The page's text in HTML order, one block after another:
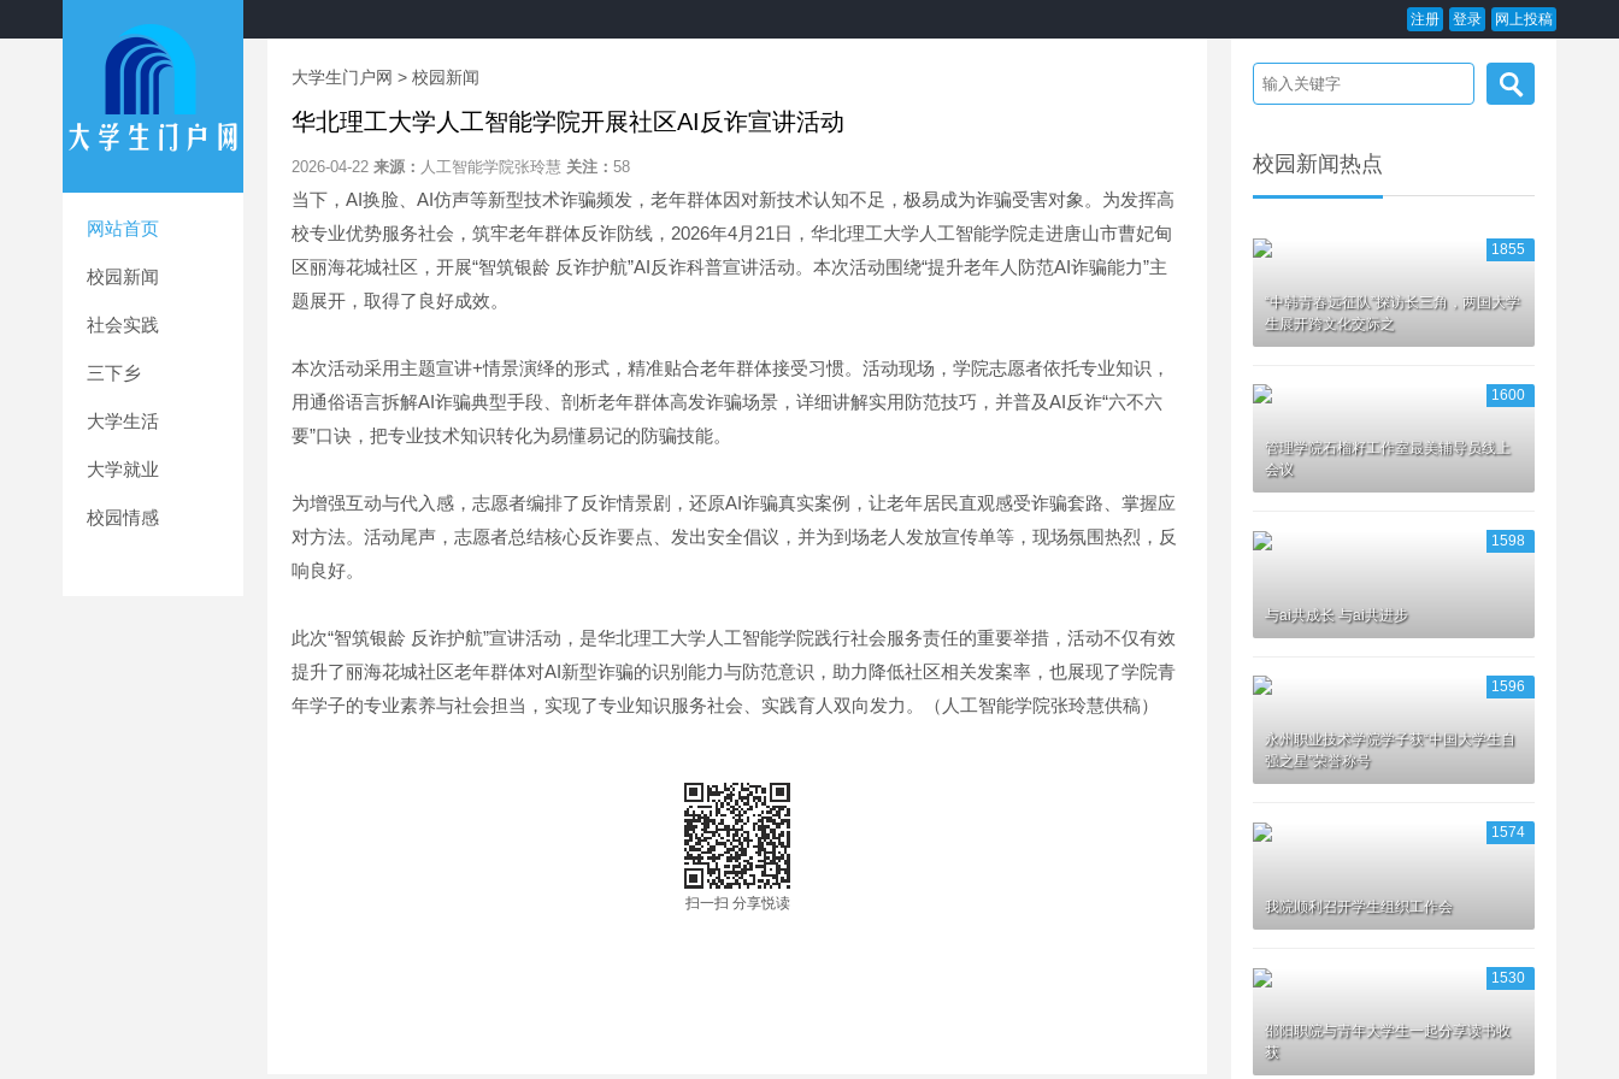
注册 登录 网上投稿
网站首页
校园新闻
社会实践
三下乡
大学生活
大学就业
校园情感
大学生门户网 > 校园新闻
华北理工大学人工智能学院开展社区AI反诈宣讲活动
2026-04-22 来源： 人工智能学院张玲慧 关注： 58
当下，AI换脸、AI仿声等新型技术诈骗频发，老年群体因对新技术认知不足，极易成为诈骗受害对象。为发挥高
校专业优势服务社会，筑牢老年群体反诈防线，2026年4月21日，华北理工大学人工智能学院走进唐山市曹妃甸
区丽海花城社区，开展“智筑银龄 反诈护航”AI反诈科普宣讲活动。本次活动围绕“提升老年人防范AI诈骗能力”主
题展开，取得了良好成效。
本次活动采用主题宣讲+情景演绎的形式，精准贴合老年群体接受习惯。活动现场，学院志愿者依托专业知识，
用通俗语言拆解AI诈骗典型手段、剖析老年群体高发诈骗场景，详细讲解实用防范技巧，并普及AI反诈“六不六
要”口诀，把专业技术知识转化为易懂易记的防骗技能。
为增强互动与代入感，志愿者编排了反诈情景剧，还原AI诈骗真实案例，让老年居民直观感受诈骗套路、掌握应
对方法。活动尾声，志愿者总结核心反诈要点、发出安全倡议，并为到场老人发放宣传单等，现场氛围热烈，反
响良好。
此次“智筑银龄 反诈护航”宣讲活动，是华北理工大学人工智能学院践行社会服务责任的重要举措，活动不仅有效
提升了丽海花城社区老年群体对AI新型诈骗的识别能力与防范意识，助力降低社区相关发案率，也展现了学院青
年学子的专业素养与社会担当，实现了专业知识服务社会、实践育人双向发力。（人工智能学院张玲慧供稿）
扫一扫 分享悦读
校园新闻热点
1855
“中韩青春远征队”探访长三角，两国大学
生展开跨文化交际之
1600
管理学院石榴籽工作室最美辅导员线上
会议
1598
与ai共成长 与ai共进步
1596
永州职业技术学院学子获“中国大学生自
强之星”荣誉称号
1574
我院顺利召开学生组织工作会
1530
邵阳职院与青年大学生一起分享读书收
获